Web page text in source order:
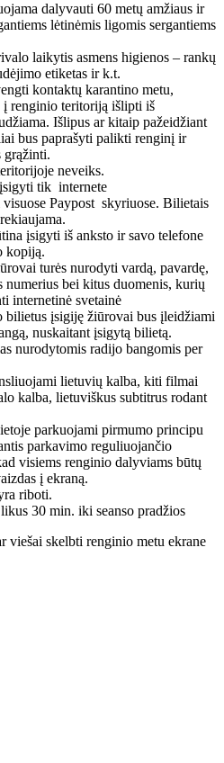
dalyvauti 60 metų amžiaus ir
lėtinėmis ligomis sergantiems
laikytis asmens higienos – rankų
etiketas ir k.t.
kontaktų karantino metu,
į renginio teritoriją išlipti iš
Išlipus ar kitaip pažeidžiant
bus paprašyti palikti renginį ir
grąžinti.
neveiks.
tik internete
Paypost skyriuose. Bilietais
įsigyti iš anksto ir savo telefone
kopiją.
turės nurodyti vardą, pavardę,
bei kitus duomenis, kurių
internetinė svetainė
bilietus įsigiję žiūrovai bus įleidžiami
nuskaitant įsigytą bilietą.
nurodytomis radijo bangomis per
lietuvių kalba, kiti filmai
kalba, lietuviškus subtitrus rodant
parkuojami pirmumo principu
parkavimo reguliuojančio
visiems renginio dalyviams būtų
į ekraną.
riboti.
30 min. iki seanso pradžios
skelbti renginio metu ekrane